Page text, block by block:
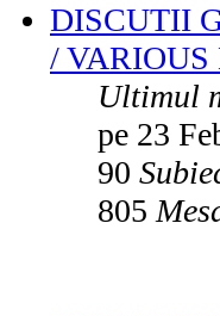
DISCUTII
/ VARIOUS
Ultimul
pe 23
90
805